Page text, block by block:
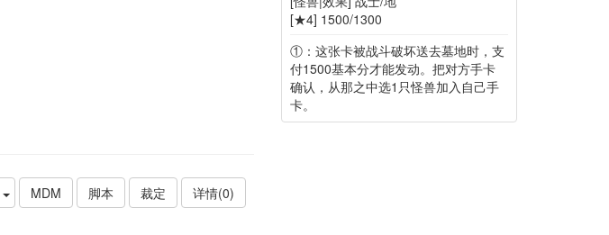
MDM 脚本 裁定 详情(0)
[★4] 1500/1300
①：这张卡被战斗破坏送去墓地时，支
付1500基本分才能发动。把对方手卡
确认，从那之中选1只怪兽加入自己手
卡。